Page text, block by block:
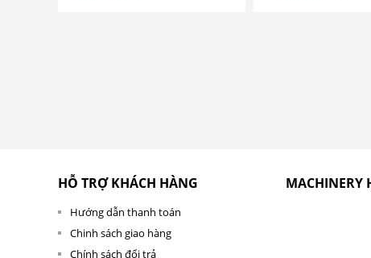
HỖ TRỢ KHÁCH HÀNG
Hướng dẫn thanh toán
Chinh sách giao hàng
Chính sách đổi trả
MACHINERY